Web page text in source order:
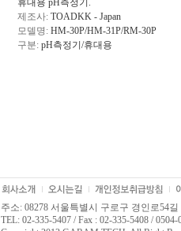
휴대용 pH측정기.
제조사: TOADKK - Japan
모델명: HM-30P/HM-31P/RM-30P
구분: pH측정기/휴대용
주소: 08278 서울특별시 구로구 경인로54
TEL: 02-335-5407 / Fax : 02-335-5408 / 0504-